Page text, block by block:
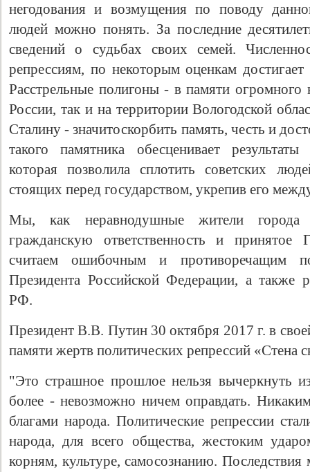
негодования и возмущения по поводу
людей можно понять. За последние
сведений о судьбах своих семей.
репрессиям, по некоторым оценкам
Расстрельные полигоны - в памяти огромного
России, так и на территории Вологодской
Сталину - значитоскорбить память, честь и
такого памятника обесценивает
которая позволила сплотить советских
стоящих перед государством, укрепив его
Мы, как неравнодушные жители города
гражданскую ответственность и
считаем ошибочным и противоречащим
Президента Российской Федерации, а также
РФ.
Президент В.В. Путин 30 октября 2017 г. в
памяти жертв политических репрессий «Стена
"Это страшное прошлое нельзя вычеркнуть
более - невозможно ничем оправдать.
благами народа. Политические репрессии
народа, для всего общества, жестоким
корням, культуре, самосознанию.
Свидетельство